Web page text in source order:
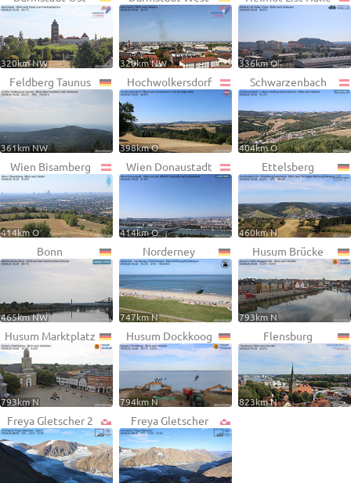
320km NW 320km NW 336km O
Feldberg Taunus
361km NW
Hochwolkersdorf
398km O
Schwarzenbach
404km O
Wien Bisamberg
414km O
Wien Donaustadt
414km O
Ettelsberg
460km N
Bonn
465km NW
Norderney
747km N
Husum Brücke
793km N
Husum Marktplatz
793km N
Husum Dockkoog
794km N
Flensburg
823km N
Freya Gletscher 2 Freya Gletscher